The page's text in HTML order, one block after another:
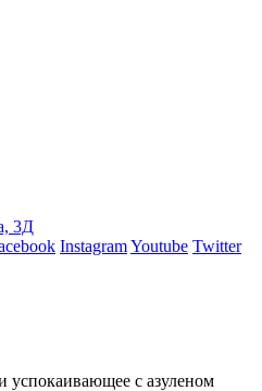
3Д
InstagramYoutube Twitter
успокаивающее с азуленом